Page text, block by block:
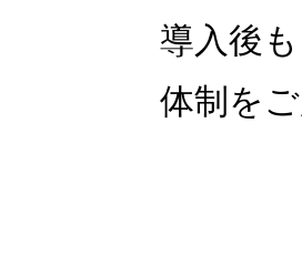
導入後
体制を